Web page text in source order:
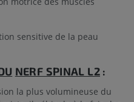
sensitive de la peau
NERF SPINAL L2 :
la plus volumineuse du